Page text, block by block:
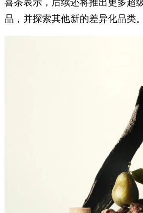
喜茶表示，后续还将推出更多超
品，并探索其他新的差异化品类。